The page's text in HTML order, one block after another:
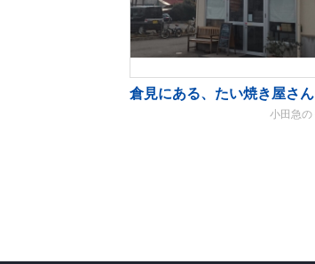
倉見にある、たい焼き屋さん
小田急の